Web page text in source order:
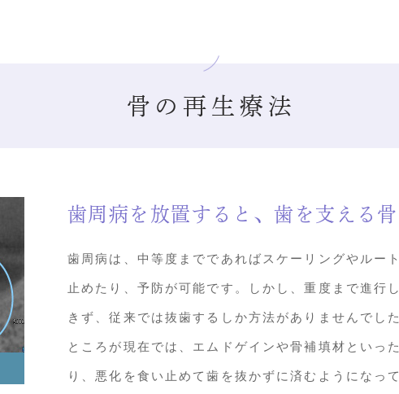
骨の再生療法
歯周病を放置すると、歯を支える
歯周病は、中等度までであればスケーリングやルー
止めたり、予防が可能です。しかし、重度まで進行
きず、従来では抜歯するしか方法がありませんでした
ところが現在では、エムドゲインや骨補填材といっ
り、悪化を食い止めて歯を抜かずに済むようになっ